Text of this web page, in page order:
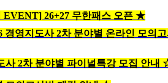
26+27 무한패스 오픈 ★
영지도사 2차 분야별 온라인 모의
사 2차 분야별 파이널특강 모집 안내